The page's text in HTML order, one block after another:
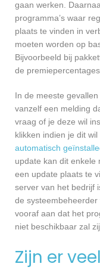
gaan werken.
programma’s waar
plaats te vinden in
moeten worden op
Bijvoorbeeld bij
de
In de meeste
vanzelf een melding
vraag of je deze wil
klikken indien je dit
automatisch
update kan dit enkele
een update plaats te
server van het bedrijf
de
vooraf aan dat het
niet beschikbaar zal
Zijn er